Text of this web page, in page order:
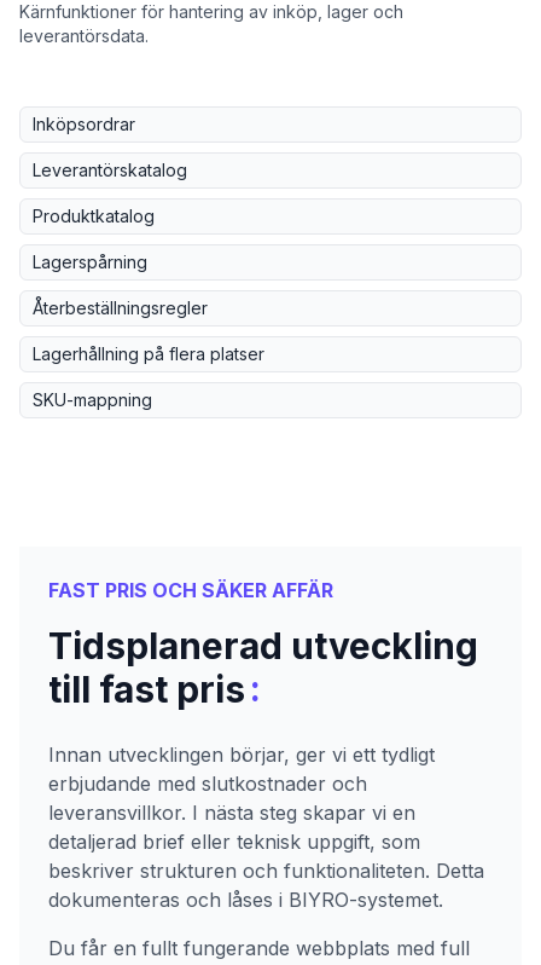
Kärnfunktioner för hantering av inköp, lager och
leverantörsdata.
Inköpsordrar
Leverantörskatalog
Produktkatalog
Lagerspårning
Återbeställningsregler
Lagerhållning på flera platser
SKU-mappning
FAST PRIS OCH SÄKER AFFÄR
Tidsplanerad utveckling
till fast pris:
Innan utvecklingen börjar, ger vi ett tydligt
erbjudande med slutkostnader och
leveransvillkor. I nästa steg skapar vi en
detaljerad brief eller teknisk uppgift, som
beskriver strukturen och funktionaliteten. Detta
dokumenteras och låses i BIYRO-systemet.
Du får en fullt fungerande webbplats med full